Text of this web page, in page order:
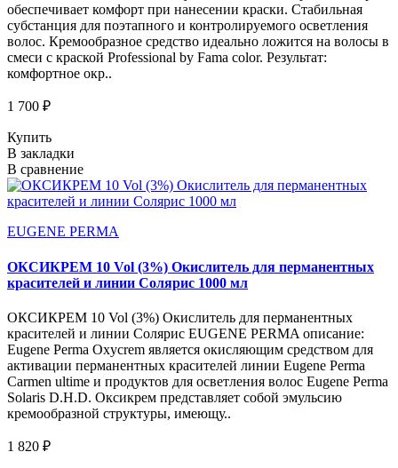
обеспечивает комфорт при нанесении краски. Стабильная
субстанция для поэтапного и контролируемого осветления
волос. Кремообразное средство идеально ложится на волосы в
смеси с краской Professional by Fama color. Результат:
комфортное окр..
1 700 ₽
Купить
В закладки
В сравнение
EUGENE PERMA
ОКСИКРЕМ 10 Vol (3%) Окислитель для перманентных
красителей и линии Солярис 1000 мл
ОКСИКРЕМ 10 Vol (3%) Окислитель для перманентных
красителей и линии Солярис EUGENE PERMA описание:
Eugene Perma Oxycrem является окисляющим средством для
активации перманентных красителей линии Eugene Perma
Carmen ultime и продуктов для осветления волос Eugene Perma
Solaris D.H.D. Оксикрем представляет собой эмульсию
кремообразной структуры, имеющу..
1 820 ₽